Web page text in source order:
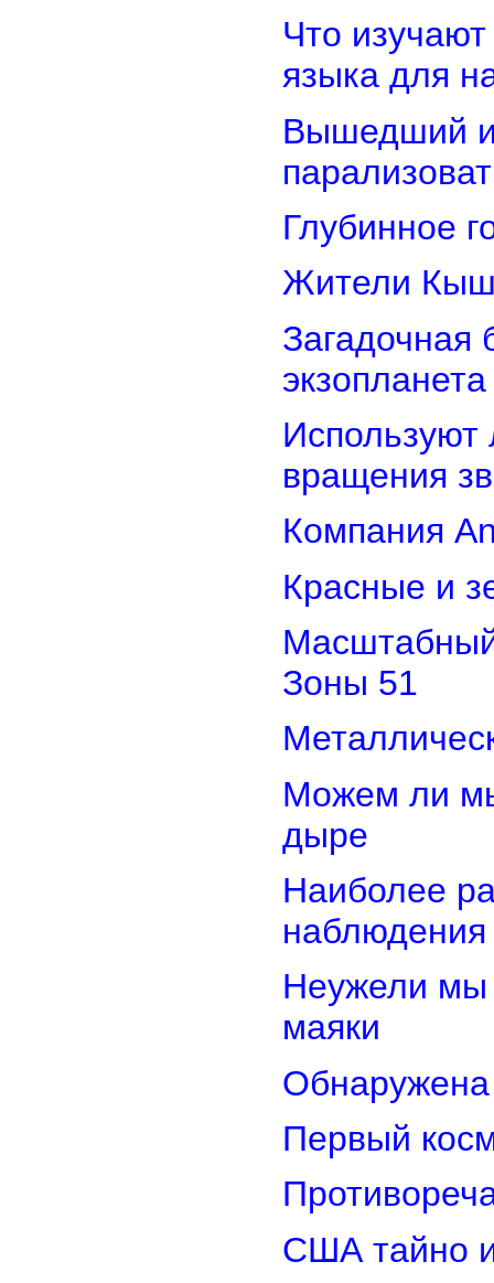
Что
языка для
Вышедший
Глубинное
Жители
Загадочная
экзопланета
Используют
вращения
Компания
Красные и
Зоны 51
Можем ли мы
дыре
Наиболее
Неужели мы
маяки
Обнаружена
Первый
США тайно